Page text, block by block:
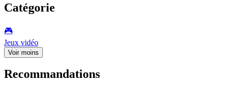
Catégorie
🎮️
Jeux vidéo
Voir moins
Recommandations